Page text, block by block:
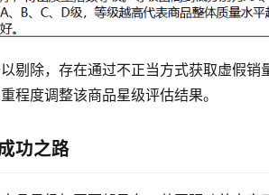
剔除，存在通过不正当方式获取虚假销
程度调整该商品星级评估结果。
功之路